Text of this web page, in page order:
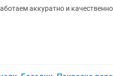
аккуратно и